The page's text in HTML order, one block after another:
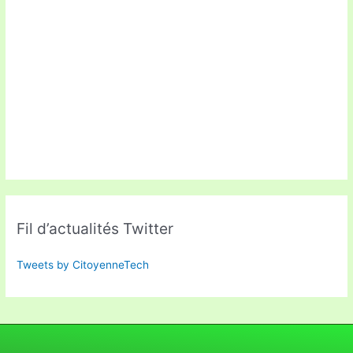
Fil d’actualités Twitter
Tweets by CitoyenneTech